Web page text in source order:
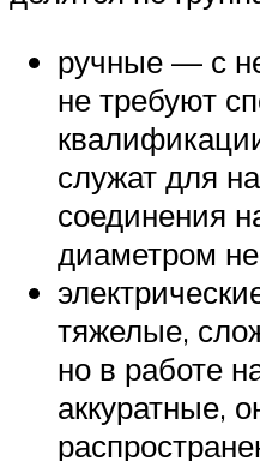
ручные — с
не требуют
служат для
соединения
диаметром
тяжелые,
но в работе
аккуратные,